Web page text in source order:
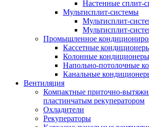
Настенные сплит-
Мультисплит-системы
Мультисплит-
Мультисплит-
Промышленное
Кассетные
Колонные кондиционеры
Напольно-потолочные
Канальные
Вентиляция
Компактные приточно-
пластинчатым рекуператором
Охладители
Рекуператоры